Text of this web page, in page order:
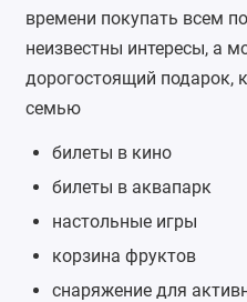
времени покупать всем
неизвестны интересы, а
дорогостоящий подарок,
семью
билеты в кино
билеты в аквапарк
настольные игры
корзина фруктов
снаряжение для